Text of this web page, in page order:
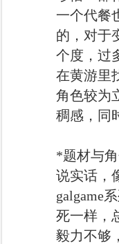
一个代餐
的，对于
个度，过
在黄游里
角色较为
稠感，同
*题材与
说实话，
galgame
死一样，
毅力不够